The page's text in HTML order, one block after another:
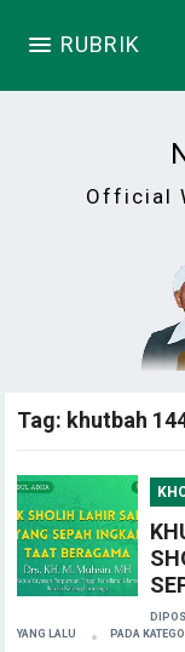
RUBRIK
Official
Tag: khutbah
YANG LALU
PADA